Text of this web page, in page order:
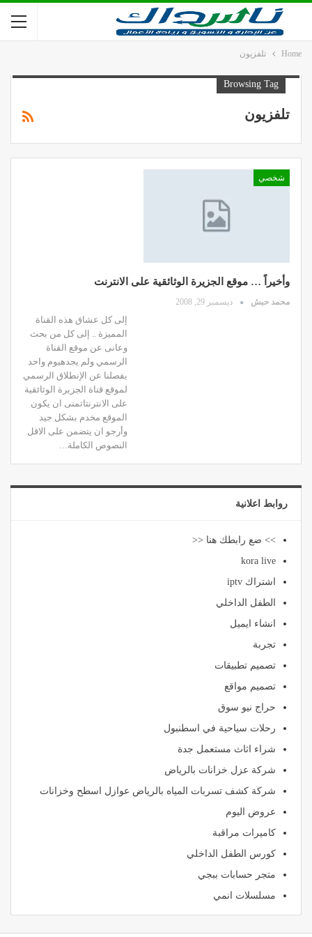
Home تلفزيون
Browsing Tag
تلفزيون
شخصي
وأخيراً … موقع الجزيرة الوثائقية على الانترنت
محمد حبش ديسمبر 29, 2008
إلى كل عشاق هذه القناة
المميزة .. إلى كل من بحث
وعانى عن موقع القناة
الرسمي ولم يجدهيوم واحد
يفصلنا عن الإنطلاق الرسمي
لموقع قناة الجزيرة الوثائقية
على الانترنتاتمنى ان يكون
الموقع مخدم بشكل جيد
وأرجو ان يتضمن على الاقل
النصوص الكاملة…
روابط اعلانية
>> ضع رابطك هنا <<
kora live
اشتراك iptv
الطفل الداخلي
انشاء ايميل
تجربة
تصميم تطبيقات
تصميم مواقع
حراج نيو سوق
رحلات سياحية في اسطنبول
شراء اثاث مستعمل جدة
شركة عزل خزانات بالرياض
شركة كشف تسربات المياه بالرياض عوازل اسطح وخزانات
عروض اليوم
كاميرات مراقبة
كورس الطفل الداخلي
متجر حسابات ببجي
مسلسلات انمي